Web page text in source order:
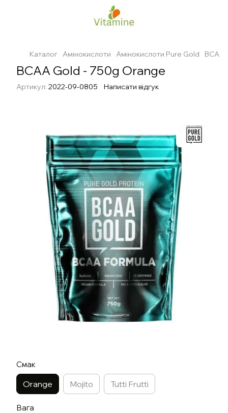
Каталог Амінокислоти Амінокислоти Pure Gold BCAA
BCAA Gold - 750g Orange
Артикул: 2022-09-0805 Написати відгук
Смак
Orange Mojito Tutti Frutti
Вага